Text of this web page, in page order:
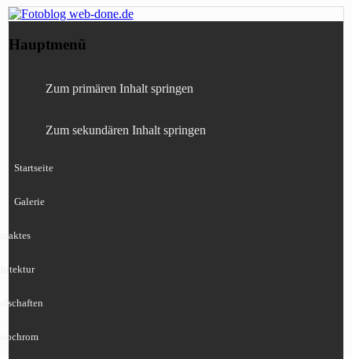
Fotoblog web-done.de
Canon, Nikon, Sony
Hauptmenü
Zum primären Inhalt springen
Zum sekundären Inhalt springen
Startseite
Galerie